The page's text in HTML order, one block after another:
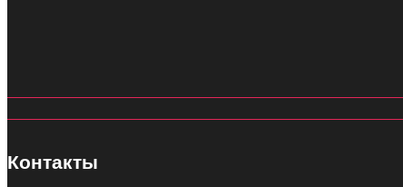
Контакты